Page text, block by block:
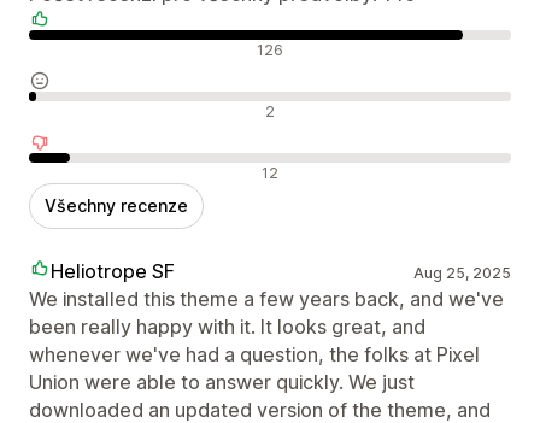
Pozitivní recenze 126
Neutrální recenze 2
Negativní recenze 12
Všechny recenze
Heliotrope SF Aug 25, 2025
We installed this theme a few years back, and we've
been really happy with it. It looks great, and
whenever we've had a question, the folks at Pixel
Union were able to answer quickly. We just
downloaded an updated version of the theme, and